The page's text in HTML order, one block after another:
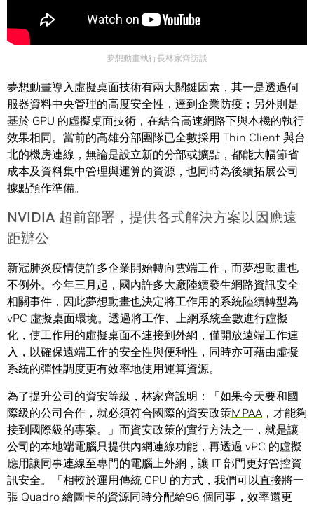
夢想動畫執行長林家齊訪談
夢想動畫導入虛擬桌面技術有兩大關鍵因素，其一是透過伺
服器資料中央管理的高度安全性，達到企業防疫；另外則是
基於 GPU 的虛擬桌面技術，在結合高速網路下與本機的執行
效果相同。當前的高雄分部團隊已全數採用 Thin Client 與台
北的機房連線，無論是設立新的分部或擴點，都能大幅節省
成本及資料集中管理與運算的資源，也同時為後續拓展公司
據點預作準備。
NVIDIA 超前部署，提供各式解決方案以因應遠
距辦公
新冠肺炎疫情使許多企業開始轉向雲端工作，而夢想動畫也
不例外。今年三月起，國內許多大廠陸續發生網路資訊安全
相關事件，因此夢想動畫也決定將工作用的系統陸續轉型為
vPC 虛擬桌面環境。透過將工作、上網系統全數進行虛擬
化，使工作用的虛擬桌面不連接到外網，僅開放遠端工作連
入，以確保遠端工作的安全性與便利性，同時亦可藉由虛擬
系統的彈性調度更有效率地使用運算資源。
為了提升公司的資安等級，林家齊說明：「如果今天要和國
際級的公司合作，就必須符合國際的資安政策MPAA ，才能夠
接到國際級的專案。」而資安政策的實行方法之一，就是讓
公司的本地端電腦只提供內網連線功能，再透過 vPC 的虛擬
應用讓同事連線至專門的電腦上外網，讓 IT 部門更好管控資
訊安全。「相較於運用傳統 CPU 的方式，我們可以直接將一
張 Quadro 繪圖卡的資源同時分配給96 個同事，效率還更